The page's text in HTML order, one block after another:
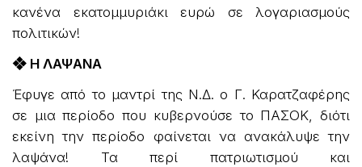
κανένα εκατομμυριάκι ευρώ σε λογαριασμούς
πολιτικών!
❖ Η ΛΑΨΑΝΑ
Έφυγε από το μαντρί της Ν.Δ. ο Γ. Καρατζαφέρης
σε μια περίοδο που κυβερνούσε το ΠΑΣΟΚ, διότι
εκείνη την περίοδο φαίνεται να ανακάλυψε την
λαψάνα! Τα περί πατριωτισμού και